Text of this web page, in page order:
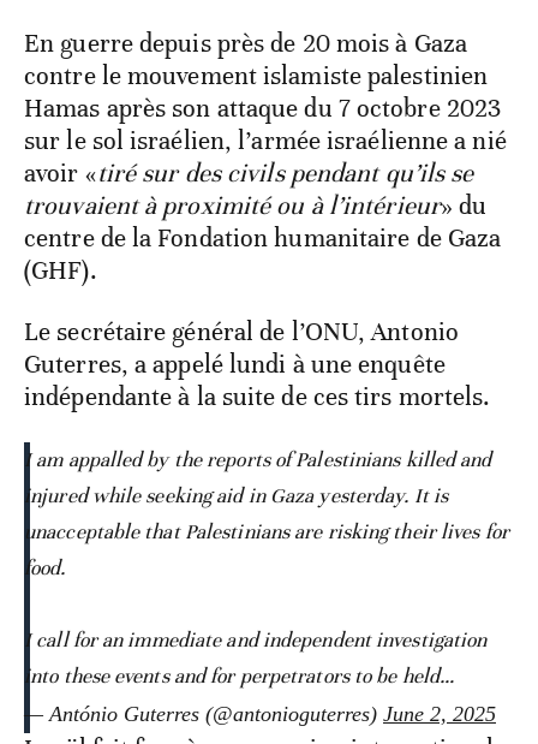
En guerre depuis près de 20 mois à Gaza
contre le mouvement islamiste palestinien
Hamas après son attaque du 7 octobre 2023
sur le sol israélien, l’armée israélienne a nié
avoir «tiré sur des civils pendant qu’ils se
trouvaient à proximité ou à l’intérieur» du
centre de la Fondation humanitaire de Gaza
(GHF).
Le secrétaire général de l’ONU, Antonio
Guterres, a appelé lundi à une enquête
indépendante à la suite de ces tirs mortels.
I am appalled by the reports of Palestinians killed and
injured while seeking aid in Gaza yesterday. It is
unacceptable that Palestinians are risking their lives for
food.
I call for an immediate and independent investigation
into these events and for perpetrators to be held…
— António Guterres (@antonioguterres) June 2, 2025